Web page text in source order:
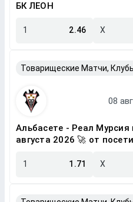
БК ЛЕОН
1 2.46 X
Альбасете - Реал Мурсия
августа 2026 🚀 от
1 1.71 X